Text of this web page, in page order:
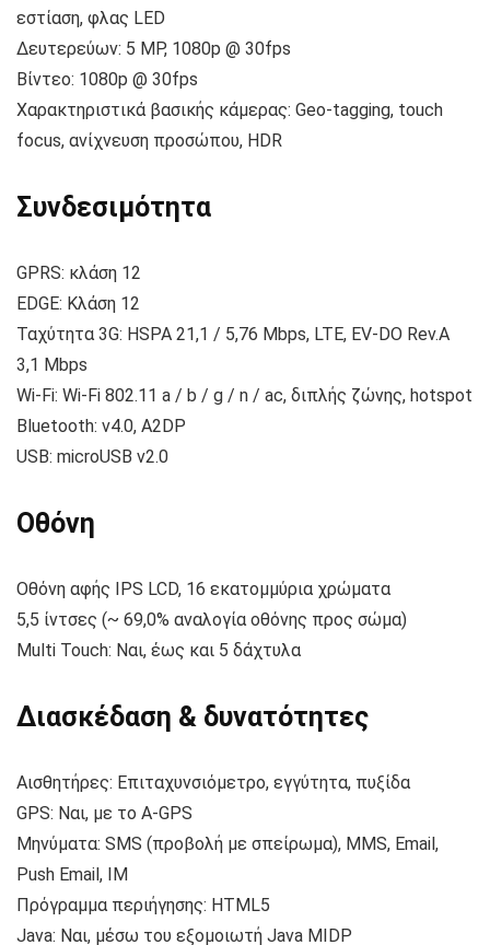
εστίαση, φλας LED
Δευτερεύων: 5 MP, 1080p @ 30fps
Βίντεο: 1080p @ 30fps
Χαρακτηριστικά βασικής κάμερας: Geo-tagging, touch
focus, ανίχνευση προσώπου, HDR
Συνδεσιμότητα
GPRS: κλάση 12
EDGE: Κλάση 12
Ταχύτητα 3G: HSPA 21,1 / 5,76 Mbps, LTE, EV-DO Rev.A
3,1 Mbps
Wi-Fi: Wi-Fi 802.11 a / b / g / n / ac, διπλής ζώνης, hotspot
Bluetooth: v4.0, A2DP
USB: microUSB v2.0
Οθόνη
Οθόνη αφής IPS LCD, 16 εκατομμύρια χρώματα
5,5 ίντσες (~ 69,0% αναλογία οθόνης προς σώμα)
Multi Touch: Ναι, έως και 5 δάχτυλα
Διασκέδαση & δυνατότητες
Αισθητήρες: Επιταχυνσιόμετρο, εγγύτητα, πυξίδα
GPS: Ναι, με το A-GPS
Μηνύματα: SMS (προβολή με σπείρωμα), MMS, Email,
Push Email, IM
Πρόγραμμα περιήγησης: HTML5
Java: Ναι, μέσω του εξομοιωτή Java MIDP